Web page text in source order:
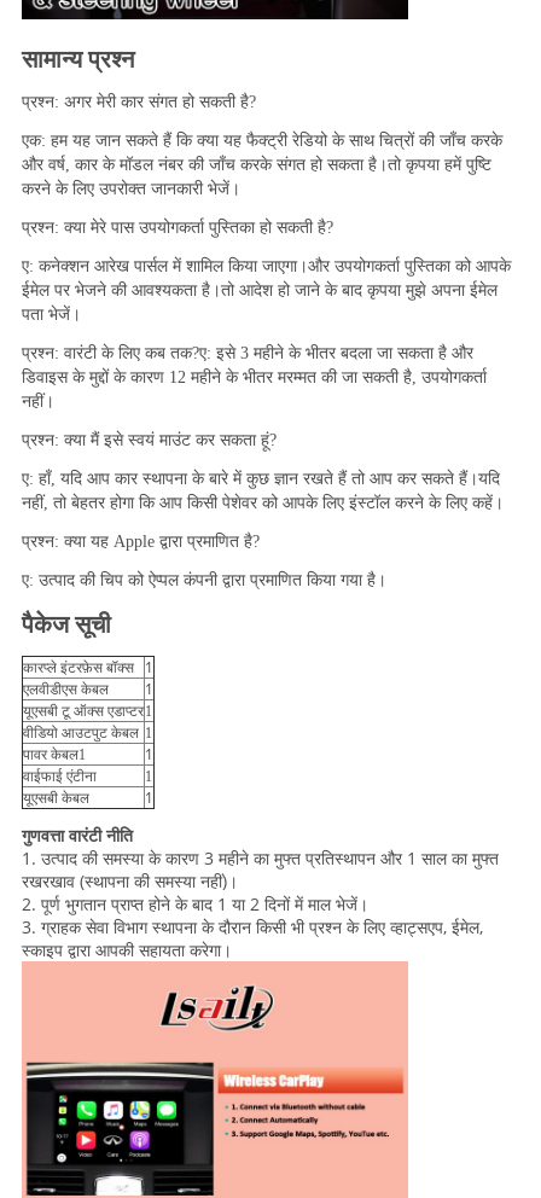
सामान्य प्रश्न
प्रश्न: अगर मेरी कार संगत हो सकती है?
एक: हम यह जान सकते हैं कि क्या यह फैक्ट्री रेडियो के साथ चित्रों की जाँच करके
और वर्ष, कार के मॉडल नंबर की जाँच करके संगत हो सकता है।तो कृपया हमें पुष्टि
करने के लिए उपरोक्त जानकारी भेजें।
प्रश्न: क्या मेरे पास उपयोगकर्ता पुस्तिका हो सकती है?
ए: कनेक्शन आरेख पार्सल में शामिल किया जाएगा।और उपयोगकर्ता पुस्तिका को आपके
ईमेल पर भेजने की आवश्यकता है।तो आदेश हो जाने के बाद कृपया मुझे अपना ईमेल
पता भेजें।
प्रश्न: वारंटी के लिए कब तक?ए: इसे 3 महीने के भीतर बदला जा सकता है और
डिवाइस के मुद्दों के कारण 12 महीने के भीतर मरम्मत की जा सकती है, उपयोगकर्ता
नहीं।
प्रश्न: क्या मैं इसे स्वयं माउंट कर सकता हूं?
ए: हाँ, यदि आप कार स्थापना के बारे में कुछ ज्ञान रखते हैं तो आप कर सकते हैं।यदि
नहीं, तो बेहतर होगा कि आप किसी पेशेवर को आपके लिए इंस्टॉल करने के लिए कहें।
प्रश्न: क्या यह Apple द्वारा प्रमाणित है?
ए: उत्पाद की चिप को ऐप्पल कंपनी द्वारा प्रमाणित किया गया है।
पैकेज सूची
कारप्ले इंटरफ़ेस बॉक्स 1
एलवीडीएस केबल 1
यूएसबी टू ऑक्स एडाप्टर1
वीडियो आउटपुट केबल 1
पावर केबल1
1
वाईफाई एंटीना 1
यूएसबी केबल 1
गुणवत्ता वारंटी नीति
1. उत्पाद की समस्या के कारण 3 महीने का मुफ्त प्रतिस्थापन और 1 साल का मुफ्त
रखरखाव (स्थापना की समस्या नहीं)।
2. पूर्ण भुगतान प्राप्त होने के बाद 1 या 2 दिनों में माल भेजें।
3. ग्राहक सेवा विभाग स्थापना के दौरान किसी भी प्रश्न के लिए व्हाट्सएप, ईमेल,
स्काइप द्वारा आपकी सहायता करेगा।